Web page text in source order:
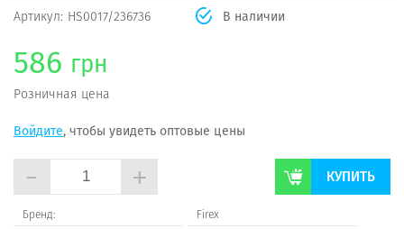
Артикул: HS0017/236736 В наличии
586 грн
Розничная цена
Войдите, чтобы увидеть оптовые цены
- + КУПИТЬ
Бренд:
Firex